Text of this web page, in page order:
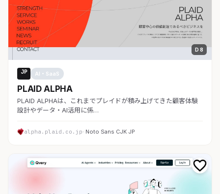
D 8
JP AI・SaaS
PLAID ALPHA
PLAID ALPHAは、これまでプレイドが積み上げてきた顧客体験
設計やデータ・AI活用に係…
alpha.plaid.co.jp· Noto Sans CJK JP